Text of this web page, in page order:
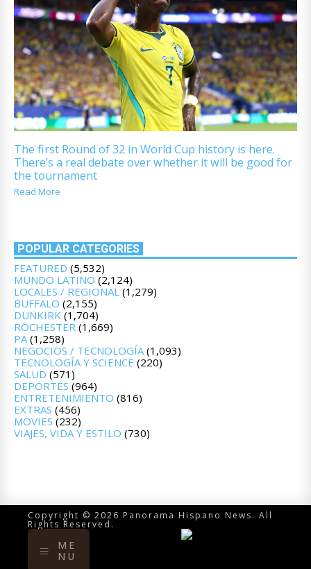
The first Round of 32 in World Cup history is here.
There’s a real debate over whether it will be good for
the tournament
Read More
POPULAR CATEGORIES
FEATURED (5,532)
MUNDO LATINO (2,124)
LOCALES / REGIONAL (1,279)
BUFFALO (2,155)
DUNKIRK (1,704)
ROCHESTER (1,669)
PA(1,258)
NEGOCIOS / TECNOLOGÍA(1,093)
TECNOLOGÍA Y SCIENCE (220)
SALUD (571)
DEPORTES (964)
ENTRETENIMIENTO (816)
EXTRAS (456)
MOVIES (232)
VIAJES, VIDA Y ESTILO (730)
Copyright © 2026 Panorama Hispano News. All
Rights Reserved.
ME
NU